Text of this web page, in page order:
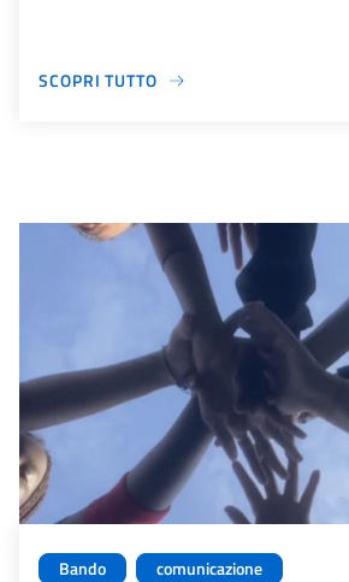
SCOPRI TUTTO
Bando comunicazione